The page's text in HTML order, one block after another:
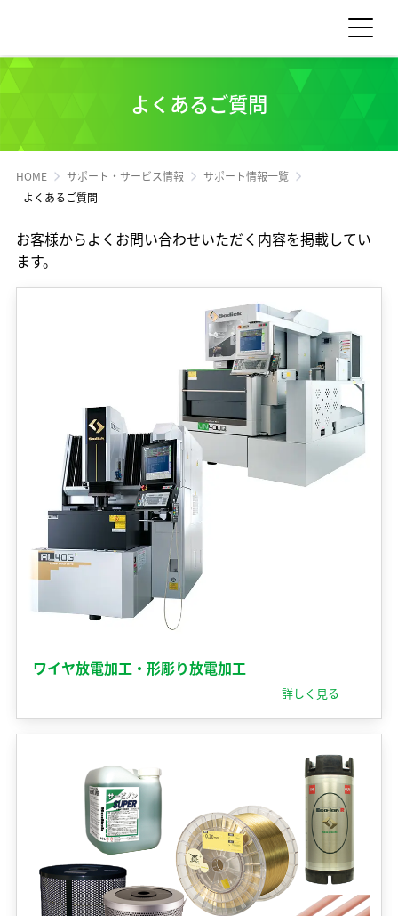
情報メディア
イベント情報
採用情報
Global
製品情報 TOP
工作機械
セラミックス
コアテクノロジー
用語集
サポート・サービス情報 TOP
スクール・講習会
Sodick Connect
サステナビリティ
サステナビリティへの取り組み
マテリアリティ（重要課題）
ステークホルダーエンゲージメント
SDGsへの取り組み
社外イニシアチブとの連携
環境への取り組み
社会への取り組み
ガバナンス
統合レポート2025
業績・財務情報
株式・株主情報
個人投資家の皆様へ
IRライブラリ
よくあるご質問
IRカレンダー
企業情報 TOP
ソディックのPURPOSE、MISSION、
VISION、VALUE
メッセージ
基本理念
ソディックの創造力
会社概要・地図
営業・サービス拠点
生産拠点
調達方針
沿革
受賞歴
開発理念
研究開発体制
テクノロジーの歩み
保有特許
お問い合わせ 見積依頼
よくあるご質問
HOME サポート・サービス情報
サポート情報一覧
よくあるご質問
お客様からよくお問い合わせいただく内容を掲載してい
ます。
ワイヤ放電加工・形彫り放電加工
詳しく見る